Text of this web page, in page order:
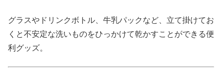
グラスやドリンクボトル、牛乳パックなど、立て掛けてお
くと不安定な洗いものをひっかけて乾かすことができる便
利グッズ。